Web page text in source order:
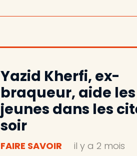
Yazid Kherfi, ex-
braqueur, aide les
jeunes dans les
soir
FAIRE SAVOIR il y a 2 mois